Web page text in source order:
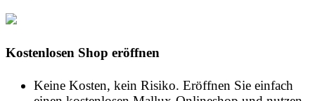
Kostenlosen Shop eröffnen
Keine Kosten, kein Risiko. Eröffnen Sie einfach
Sie diesen solange Sie möchten!